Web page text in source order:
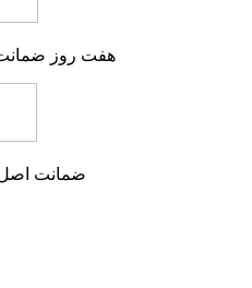
هفت روز
ضمانت اصل